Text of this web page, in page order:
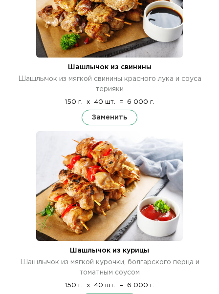
Шашлычок из свинины
Шашлычок из мягкой свинины красного лука и соуса
терияки
150 г. x 40 шт. = 6 000 г.
Заменить
Шашлычок из курицы
Шашлычок из мягкой курочки, болгарского перца и
томатным соусом
150 г. x 40 шт. = 6 000 г.